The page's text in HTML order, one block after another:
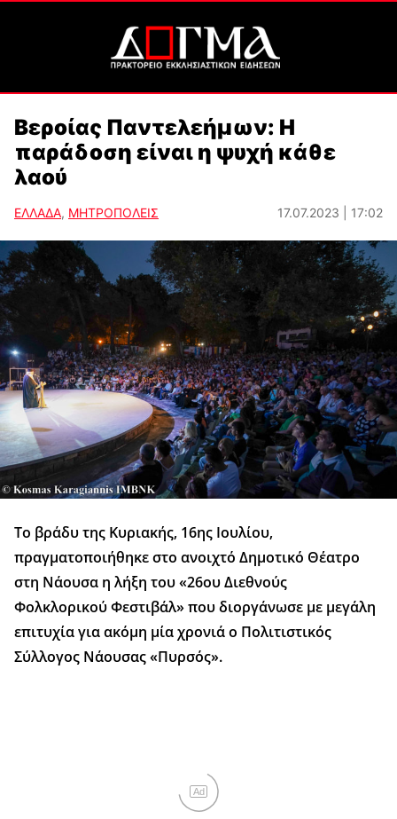
Βεροίας Παντελεήμων: Η
παράδοση είναι η ψυχή κάθε
λαού
ΕΛΛΑΔΑ, ΜΗΤΡΟΠΟΛΕΙΣ 17.07.2023 | 17:02
Το βράδυ της Κυριακής, 16ης Ιουλίου,
πραγματοποιήθηκε στο ανοιχτό Δημοτικό Θέατρο
στη Νάουσα η λήξη του «26ου Διεθνούς
Φολκλορικού Φεστιβάλ» που διοργάνωσε με μεγάλη
επιτυχία για ακόμη μία χρονιά ο Πολιτιστικός
Σύλλογος Νάουσας «Πυρσός».
Ad